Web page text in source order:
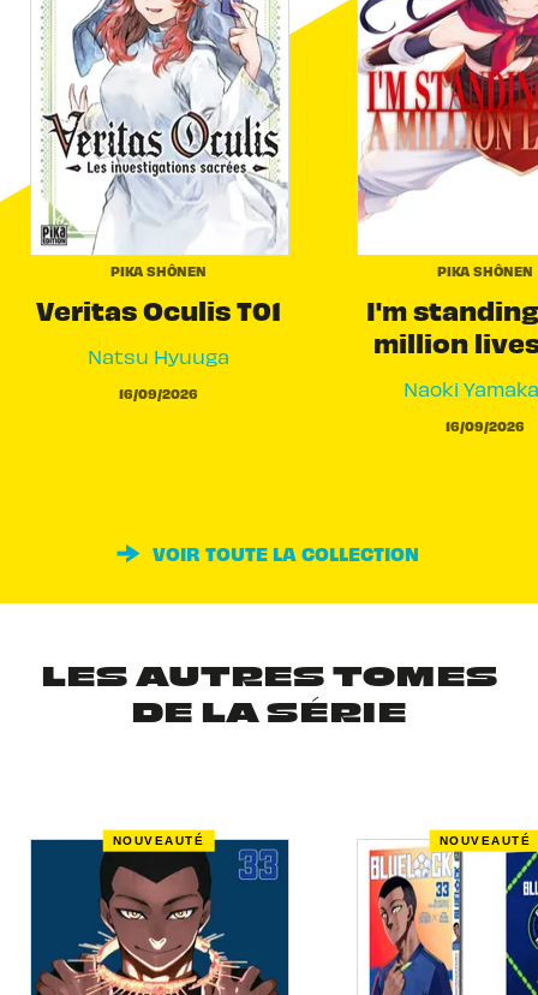
PIKA SHÔNEN
Veritas Oculis T01
Natsu Hyuuga
16/09/2026
PIKA SHÔNEN
I'm
million
Naoki
16/09/2026
VOIR TOUTE LA COLLECTION
LES AUTRES TOMES
DE LA SÉRIE
NOUVEAUTÉ NOUVEAUTÉ